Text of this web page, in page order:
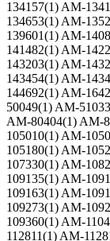
134157(1) AM-
134653(1) AM-
139601(1) AM-
141482(1) AM-
143203(1) AM-
143454(1) AM-
144692(1) AM-
50049(1) AM-
AM-80404(1) AM-
105010(1) AM-
105180(1) AM-
107330(1) AM-
109135(1) AM-
109163(1) AM-
109273(1) AM-
109360(1) AM-
112811(1) AM-